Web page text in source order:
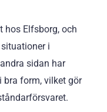
hos Elfsborg, och
i
sidan har
i bra form, vilket gör